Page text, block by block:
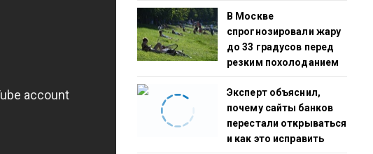
В Москве
спрогнозировали жару
до 33 градусов перед
резким похолоданием
Эксперт объяснил,
почему сайты банков
перестали открываться
и как это исправить